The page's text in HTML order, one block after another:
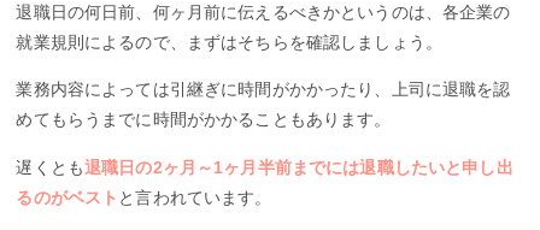
退職日の何日前、何ヶ月前に伝えるべきかというのは、各企業の
就業規則によるので、まずはそちらを確認しましょう。
業務内容によっては引継ぎに時間がかかったり、上司に退職を認
めてもらうまでに時間がかかることもあります。
遅くとも退職日の2ヶ月～1ヶ月半前までには退職したいと申し出
るのがベスト と言われています。